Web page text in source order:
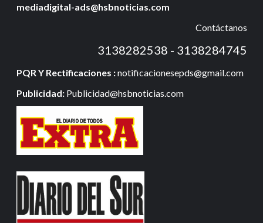
mediadigital-ads@hsbnoticias.com
Contáctanos
3138282538 - 3138284745
PQR Y Rectificaciones :notificacionesepds@gmail.com
Publicidad: Publicidad@hsbnoticias.com